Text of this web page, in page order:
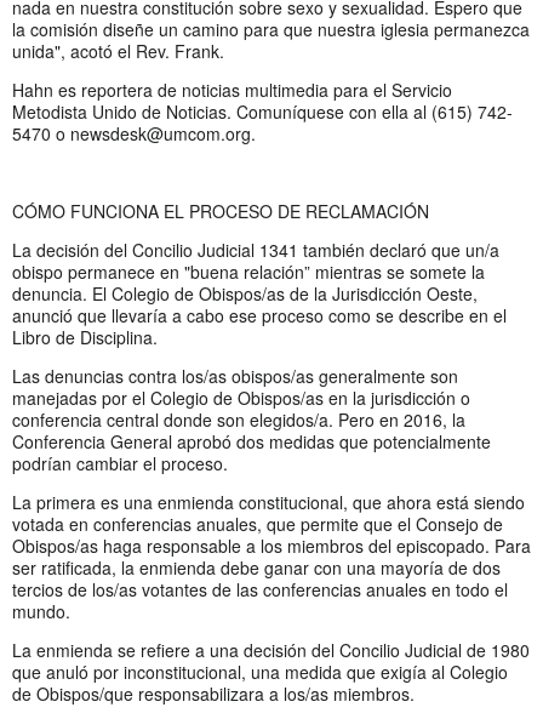
nada en nuestra constitución sobre sexo y sexualidad. Espero que
la comisión diseñe un camino para que nuestra iglesia permanezca
unida", acotó el Rev. Frank.
Hahn es reportera de noticias multimedia para el Servicio
Metodista Unido de Noticias. Comuníquese con ella al (615) 742-
5470 o newsdesk@umcom.org.
CÓMO FUNCIONA EL PROCESO DE RECLAMACIÓN
La decisión del Concilio Judicial 1341 también declaró que un/a
obispo permanece en "buena relación” mientras se somete la
denuncia. El Colegio de Obispos/as de la Jurisdicción Oeste,
anunció que llevaría a cabo ese proceso como se describe en el
Libro de Disciplina.
Las denuncias contra los/as obispos/as generalmente son
manejadas por el Colegio de Obispos/as en la jurisdicción o
conferencia central donde son elegidos/a. Pero en 2016, la
Conferencia General aprobó dos medidas que potencialmente
podrían cambiar el proceso.
La primera es una enmienda constitucional, que ahora está siendo
votada en conferencias anuales, que permite que el Consejo de
Obispos/as haga responsable a los miembros del episcopado. Para
ser ratificada, la enmienda debe ganar con una mayoría de dos
tercios de los/as votantes de las conferencias anuales en todo el
mundo.
La enmienda se refiere a una decisión del Concilio Judicial de 1980
que anuló por inconstitucional, una medida que exigía al Colegio
de Obispos/que responsabilizara a los/as miembros.